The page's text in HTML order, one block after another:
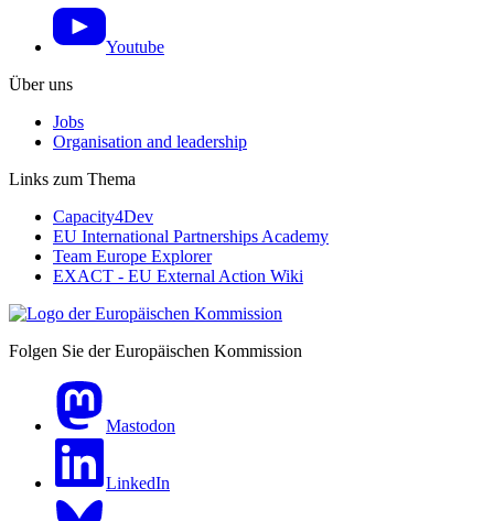
Youtube
Über uns
Jobs
Organisation and leadership
Links zum Thema
Capacity4Dev
EU International Partnerships Academy
Team Europe Explorer
EXACT - EU External Action Wiki
Folgen Sie der Europäischen Kommission
Mastodon
LinkedIn